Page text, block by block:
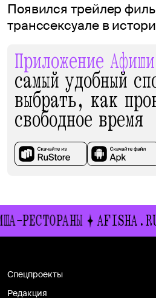
Появился трейлер
транссексуале в
Приложение Афиши
самый удобный
выбрать, как
свободное время
РЕСТОРАНЫ
Спецпроекты
Редакция